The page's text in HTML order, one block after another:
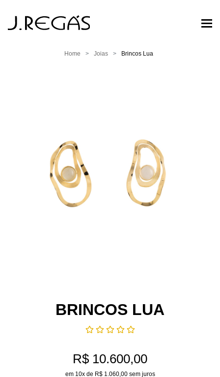
Home Joias Brincos Lua
BRINCOS LUA
R$ 10.600,00
em 10x de R$ 1.060,00 sem juros